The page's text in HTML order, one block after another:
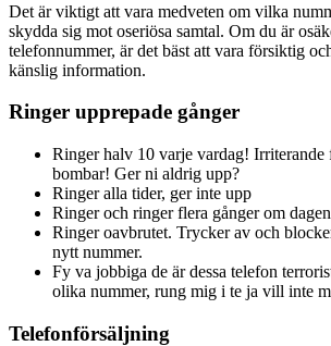
Det är viktigt att vara medveten om vilka
skydda sig mot oseriösa samtal. Om du är
telefonnummer, är det bäst att vara försiktig
känslig information.
Ringer upprepade gånger
Ringer halv 10 varje vardag! Irriterande
bombar! Ger ni aldrig upp?
Ringer alla tider, ger inte upp
Ringer och ringer flera gånger om dagen
Ringer oavbrutet. Trycker av och
nytt nummer.
Fy va jobbiga de är dessa telefon
olika nummer, rung mig i te ja vill inte
Telefonförsäljning